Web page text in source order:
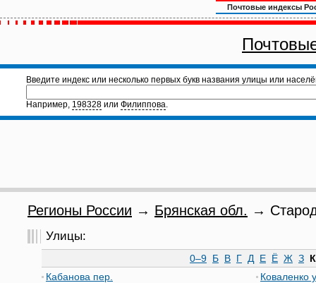
Почтовые индексы
Введите индекс или несколько первых букв названия улицы или
Например, 198328 или Филиппова.
Регионы России → Брянская обл. →
Улицы:
0–9 Б В Г Д Е Ё Ж З К
Кабанова пер.
Коваленко